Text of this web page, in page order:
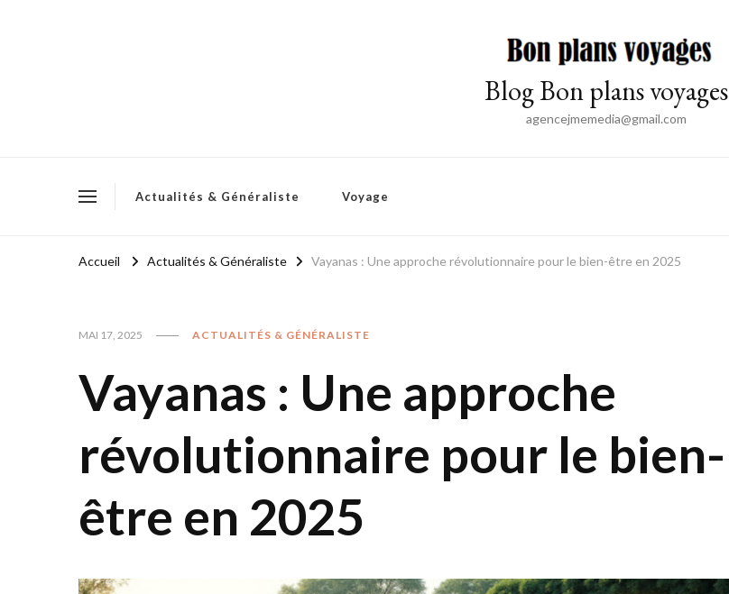
Blog Bon plans voyages
agencejmemedia@gmail.com
Actualités & Généraliste Voyage
Accueil Actualités & Généraliste Vayanas : Une approche révolutionnaire pour le bien-être en 2025
MAI 17, 2025 ACTUALITÉS & GÉNÉRALISTE
Vayanas : Une approche
révolutionnaire pour le bien-
être en 2025